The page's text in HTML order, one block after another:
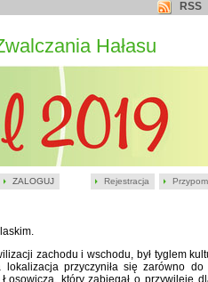
ZALOGUJ Rejestracja
RSS
Hałasu
zachodu i wschodu, był tyglem
lokalizacja przyczyniła się zarówno
który zabiegał o przywileje